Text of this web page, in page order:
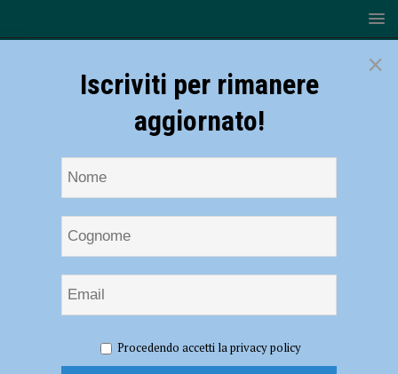
Team Pink, Carlotta Cipressi medaglia di bronzo tricolore a Boario
×
Iscriviti per rimanere
aggiornato!
Procedendo accetti la privacy policy